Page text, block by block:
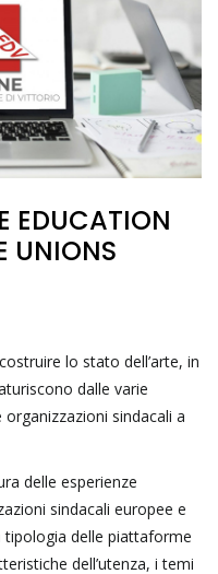
EDUCATION
UNIONS
lo stato dell’arte, in
dalle varie
sindacali a
delle esperienze
sindacali europee e
delle piattaforme
dell’utenza, i temi